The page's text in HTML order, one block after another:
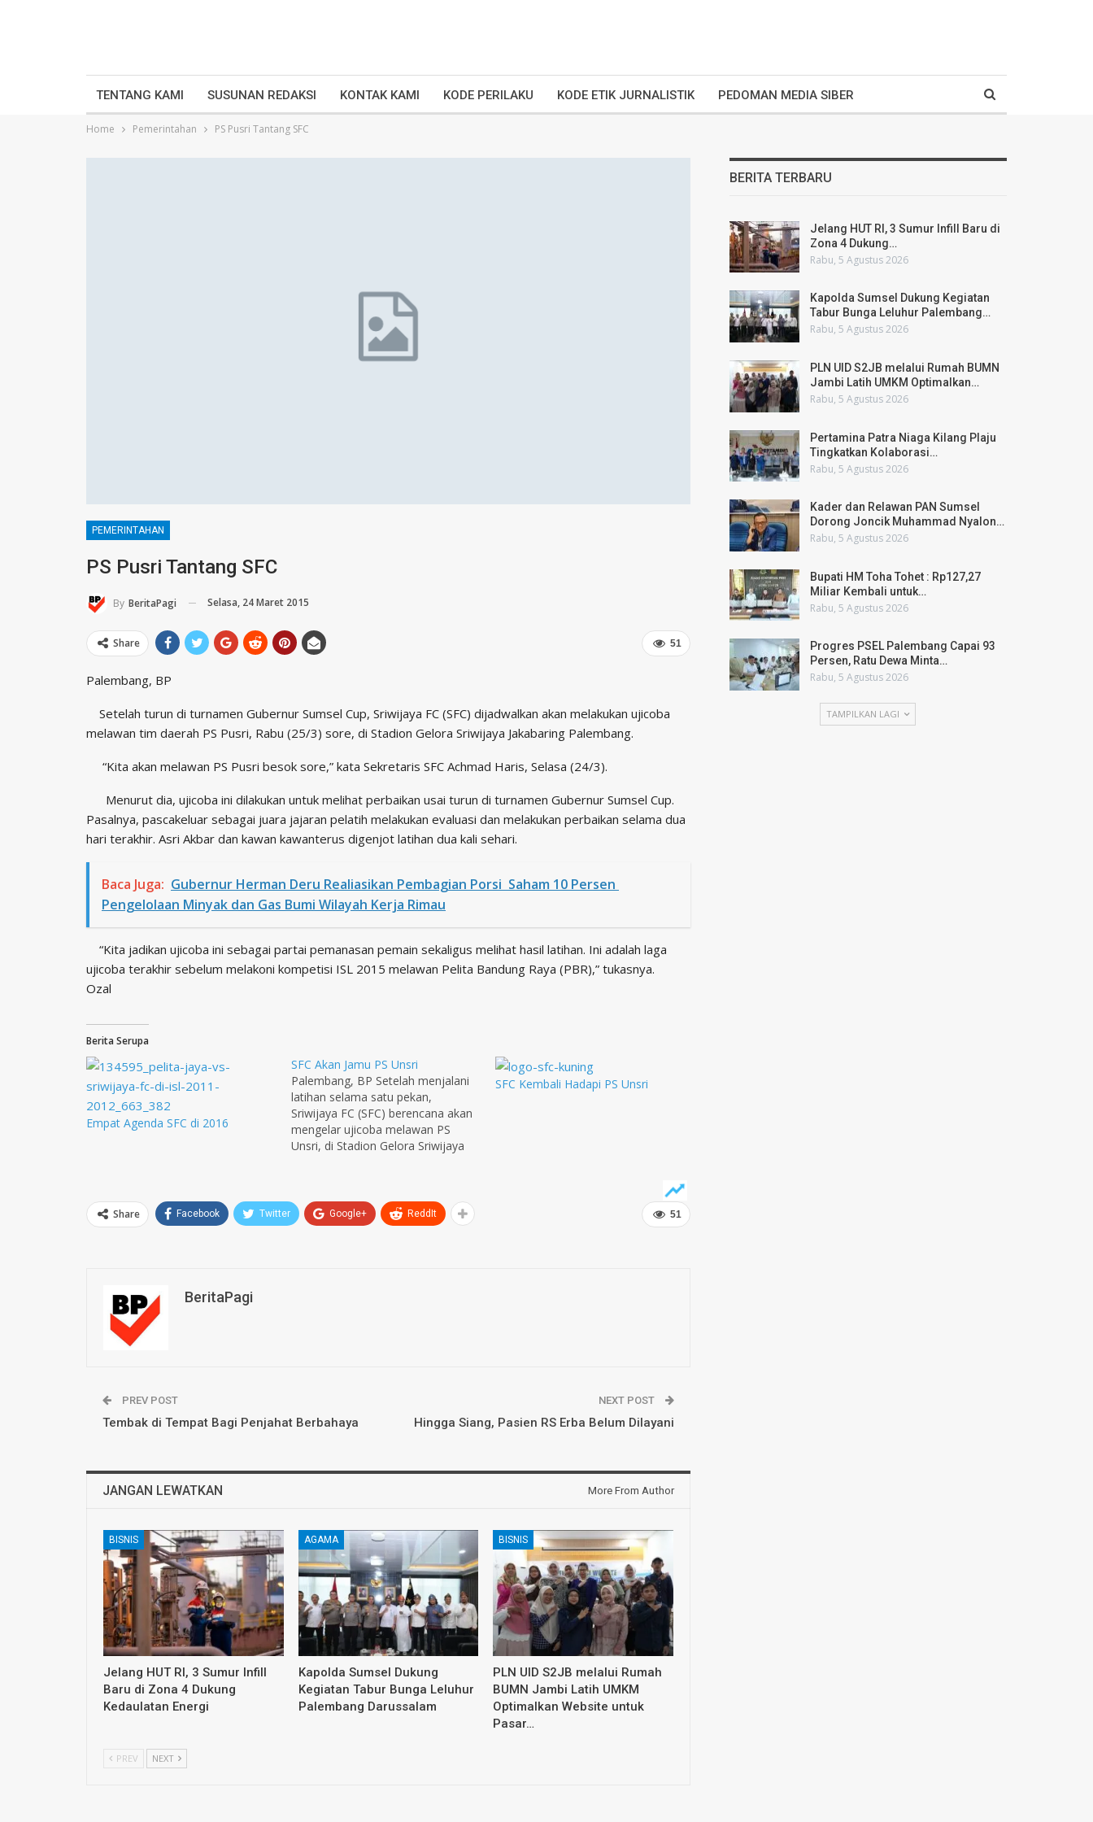
TENTANG KAMI SUSUNAN REDAKSI KONTAK KAMI KODE PERILAKU KODE ETIK JURNALISTIK PEDOMAN MEDIA SIBER
Home Pemerintahan PS Pusri Tantang SFC
PEMERINTAHAN
PS Pusri Tantang SFC
By BeritaPagi Selasa, 24 Maret 2015
51
Share
Palembang, BP
Setelah turun di turnamen Gubernur Sumsel Cup, Sriwijaya FC (SFC) dijadwalkan akan melakukan ujicoba
melawan tim daerah PS Pusri, Rabu (25/3) sore, di Stadion Gelora Sriwijaya Jakabaring Palembang.
“Kita akan melawan PS Pusri besok sore,” kata Sekretaris SFC Achmad Haris, Selasa (24/3).
Menurut dia, ujicoba ini dilakukan untuk melihat perbaikan usai turun di turnamen Gubernur Sumsel Cup.
Pasalnya, pascakeluar sebagai juara jajaran pelatih melakukan evaluasi dan melakukan perbaikan selama dua
hari terakhir. Asri Akbar dan kawan kawanterus digenjot latihan dua kali sehari.
Baca Juga: Gubernur Herman Deru Realiasikan Pembagian Porsi Saham 10 Persen
Pengelolaan Minyak dan Gas Bumi Wilayah Kerja Rimau
“Kita jadikan ujicoba ini sebagai partai pemanasan pemain sekaligus melihat hasil latihan. Ini adalah laga
ujicoba terakhir sebelum melakoni kompetisi ISL 2015 melawan Pelita Bandung Raya (PBR),” tukasnya.
Ozal
Berita Serupa
Empat Agenda SFC di 2016
SFC Akan Jamu PS Unsri
Palembang, BP Setelah menjalani
latihan selama satu pekan,
Sriwijaya FC (SFC) berencana akan
mengelar ujicoba melawan PS
Unsri, di Stadion Gelora Sriwijaya
mengatakan, anak asuhnya punya
waktu singkat untuk bersiap turun
SFC Kembali Hadapi PS Unsri
51
Share Facebook Twitter Google+ ReddIt
BeritaPagi
PREV POST
Tembak di Tempat Bagi Penjahat Berbahaya
NEXT POST
Hingga Siang, Pasien RS Erba Belum Dilayani
JANGAN LEWATKAN More From Author
BISNIS
Jelang HUT RI, 3 Sumur Infill
Baru di Zona 4 Dukung
Kedaulatan Energi
AGAMA
Kapolda Sumsel Dukung
Kegiatan Tabur Bunga Leluhur
Palembang Darussalam
BISNIS
PLN UID S2JB melalui Rumah
BUMN Jambi Latih UMKM
Optimalkan Website untuk
Pasar…
PREV NEXT
BERITA TERBARU
Jelang HUT RI, 3 Sumur Infill Baru di
Zona 4 Dukung…
Rabu, 5 Agustus 2026
Kapolda Sumsel Dukung Kegiatan
Tabur Bunga Leluhur Palembang…
Rabu, 5 Agustus 2026
PLN UID S2JB melalui Rumah BUMN
Jambi Latih UMKM Optimalkan…
Rabu, 5 Agustus 2026
Pertamina Patra Niaga Kilang Plaju
Tingkatkan Kolaborasi…
Rabu, 5 Agustus 2026
Kader dan Relawan PAN Sumsel
Dorong Joncik Muhammad Nyalon…
Rabu, 5 Agustus 2026
Bupati HM Toha Tohet : Rp127,27
Miliar Kembali untuk…
Rabu, 5 Agustus 2026
Progres PSEL Palembang Capai 93
Persen, Ratu Dewa Minta…
Rabu, 5 Agustus 2026
TAMPILKAN LAGI